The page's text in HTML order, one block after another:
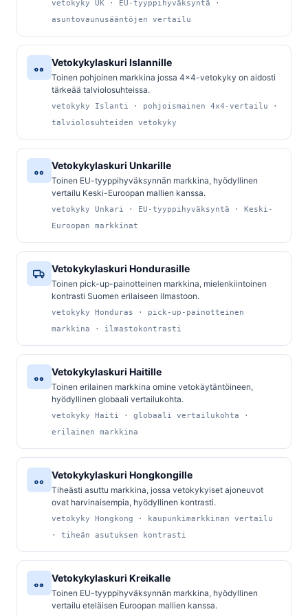
vetokyky UK · EU-tyyppihyväksyntä ·
asuntovaunusääntöjen vertailu
Vetokykylaskuri Islannille
Toinen pohjoinen markkina jossa 4x4-vetokyky on aidosti
tärkeää talviolosuhteissa.
vetokyky Islanti · pohjoismainen 4x4-vertailu ·
talviolosuhteiden vetokyky
Vetokykylaskuri Unkarille
Toinen EU-tyyppihyväksynnän markkina, hyödyllinen
vertailu Keski-Euroopan mallien kanssa.
vetokyky Unkari · EU-tyyppihyväksyntä · Keski-
Euroopan markkinat
Vetokykylaskuri Hondurasille
Toinen pick-up-painotteinen markkina, mielenkiintoinen
kontrasti Suomen erilaiseen ilmastoon.
vetokyky Honduras · pick-up-painotteinen
markkina · ilmastokontrasti
Vetokykylaskuri Haitille
Toinen erilainen markkina omine vetokäytäntöineen,
hyödyllinen globaali vertailukohta.
vetokyky Haiti · globaali vertailukohta ·
erilainen markkina
Vetokykylaskuri Hongkongille
Tiheästi asuttu markkina, jossa vetokykyiset ajoneuvot
ovat harvinaisempia, hyödyllinen kontrasti.
vetokyky Hongkong · kaupunkimarkkinan vertailu
· tiheän asutuksen kontrasti
Vetokykylaskuri Kreikalle
Toinen EU-tyyppihyväksynnän markkina, hyödyllinen
vertailu eteläisen Euroopan mallien kanssa.